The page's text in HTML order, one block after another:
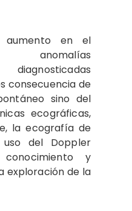
en el
consecuencia de
sino del
ecográficas,
la ecografía de
del Doppler
y
exploración de la